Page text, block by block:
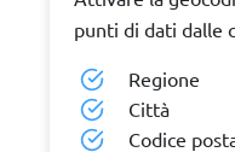
punti di dati dalle
Regione
Città
Codice